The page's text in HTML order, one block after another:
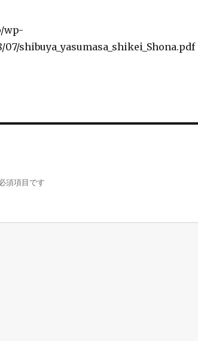
wp-
shibuya_yasumasa_shikei_Shona.pdf
須項目です